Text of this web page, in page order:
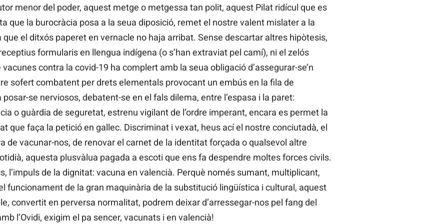
menor del poder, aquest metge o metgessa tan polit, aquest Pilat ridícul que es
que la burocràcia posa a la seua diposició, remet el nostre valent mislater a la
el ditxós paperet en vernacle no haja arribat. Sense descartar altres hipòtesis,
formularis en llengua indígena (o s’han extraviat pel camí), ni el zelós
contra la covid-19 ha complert amb la seua obligació d’assegurar-se’n
sofert combatent per drets elementals provocant un embús en la fila de
se nerviosos, debatent-se en el fals dilema, entre l’espasa i la paret:
o guàrdia de seguretat, estrenu vigilant de l’ordre imperant, encara es permet la
que faça la petició en gallec. Discriminat i vexat, heus ací el nostre conciutadà, el
de vacunar-nos, de renovar el carnet de la identitat forçada o qualsevol altre
aquesta plusvàlua pagada a escoti que ens fa despendre moltes forces civils.
l’impuls de la dignitat: vacuna en valencià. Perquè només sumant, multiplicant,
funcionament de la gran maquinària de la substitució lingüística i cultural, aquest
convertit en perversa normalitat, podrem deixar d’arressegar-nos pel fang del
l’Ovidi, exigim el pa sencer, vacunats i en valencià!